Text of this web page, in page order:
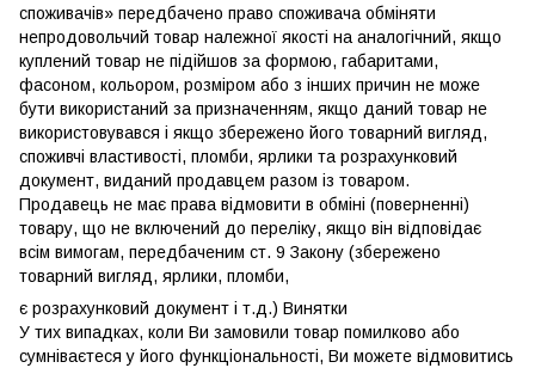
споживачів» передбачено право споживача обміняти
непродовольчий товар належної якості на аналогічний, якщо
куплений товар не підійшов за формою, габаритами,
фасоном, кольором, розміром або з інших причин не може
бути використаний за призначенням, якщо даний товар не
використовувався і якщо збережено його товарний вигляд,
споживчі властивості, пломби, ярлики та розрахунковий
документ, виданий продавцем разом із товаром.
Продавець не має права відмовити в обміні (поверненні)
товару, що не включений до переліку, якщо він відповідає
всім вимогам, передбаченим ст. 9 Закону (збережено
товарний вигляд, ярлики, пломби,
є розрахунковий документ і т.д.) Винятки
У тих випадках, коли Ви замовили товар помилково або
сумніваєтеся у його функціональності, Ви можете відмовитись